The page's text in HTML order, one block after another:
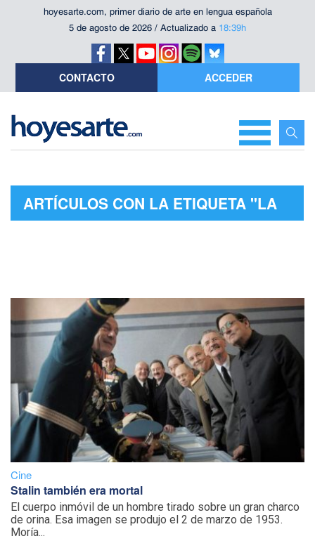
hoyesarte.com, primer diario de arte en lengua española
5 de agosto de 2026 / Actualizado a 18:39h
CONTACTO ACCEDER
ARTÍCULOS CON LA ETIQUETA "LA
Cine
Stalin también era mortal
El cuerpo inmóvil de un hombre tirado sobre un gran charco
de orina. Esa imagen se produjo el 2 de marzo de 1953.
Moría...